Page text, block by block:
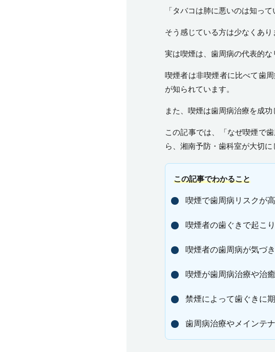
「タバコは肺に悪いのは知っ
そう感じている方は少なくあり
実は喫煙は、歯周病の代表的な
喫煙者は非喫煙者に比べて歯
が知られています。
また、喫煙は歯周病治療を成
この記事では、「なぜ喫煙で
ら、 湘南予防・歯科室が大切に
この記事でわかること
喫煙で歯周病リスクが
喫煙者の歯ぐきで起こ
喫煙者の歯周病が気づ
喫煙が歯周病治療や治
禁煙によって歯ぐきに
歯周病治療やメインテ